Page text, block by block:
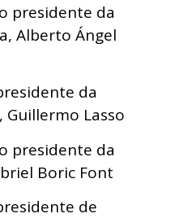
presidente da
Alberto Ángel
da
Guillermo Lasso
presidente da
Boric Font
de